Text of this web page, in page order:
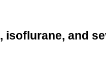
isoflurane, and